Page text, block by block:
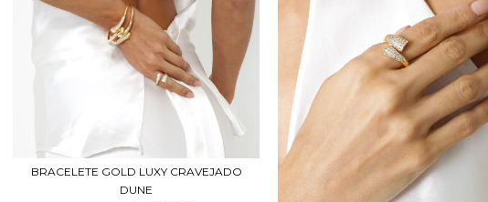
BRACELETE GOLD LUXY CRAVEJADO
DUNE